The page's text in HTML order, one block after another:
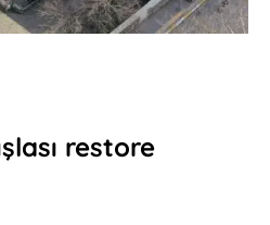
restore